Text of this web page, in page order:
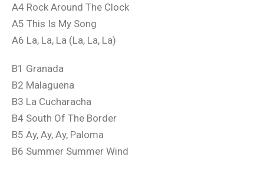
A4 Rock Around The Clock
A5 This Is My Song
A6 La, La, La (La, La, La)
B1 Granada
B2 Malaguena
B3 La Cucharacha
B4 South Of The Border
B5 Ay, Ay, Ay, Paloma
B6 Summer Summer Wind